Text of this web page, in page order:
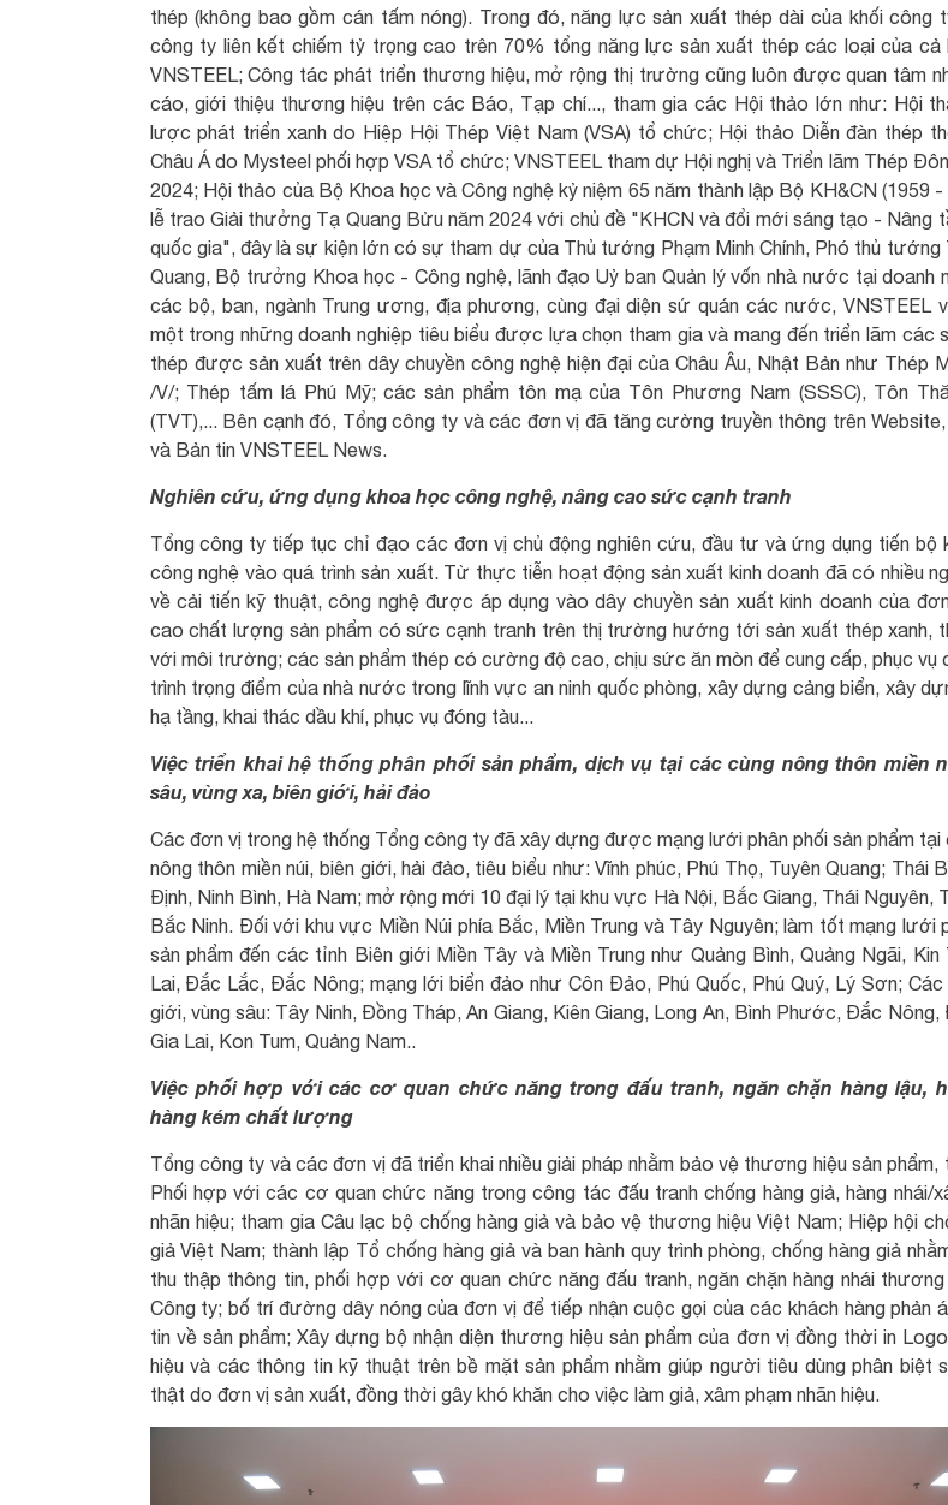
thép (không bao gồm cán tấm nóng). Trong đó, năng lực sản xuất thép dài của khối công
công ty liên kết chiếm tỷ trọng cao trên 70% tổng năng lực sản xuất thép các loại của cả
VNSTEEL; Công tác phát triển thương hiệu, mở rộng thị trường cũng luôn được quan tâm
cáo, giới thiệu thương hiệu trên các Báo, Tạp chí..., tham gia các Hội thảo lớn như: Hội
lược phát triển xanh do Hiệp Hội Thép Việt Nam (VSA) tổ chức; Hội thảo Diễn đàn thép
Châu Á do Mysteel phối hợp VSA tổ chức; VNSTEEL tham dự Hội nghị và Triển lãm Thép
2024; Hội thảo của Bộ Khoa học và Công nghệ kỷ niệm 65 năm thành lập Bộ KH&CN (1959 -
lễ trao Giải thưởng Tạ Quang Bửu năm 2024 với chủ đề "KHCN và đổi mới sáng tạo - Nâng
quốc gia", đây là sự kiện lớn có sự tham dự của Thủ tướng Phạm Minh Chính, Phó thủ tướng
Quang, Bộ trưởng Khoa học - Công nghệ, lãnh đạo Uỷ ban Quản lý vốn nhà nước tại doanh
các bộ, ban, ngành Trung ương, địa phương, cùng đại diện sứ quán các nước, VNSTEEL
một trong những doanh nghiệp tiêu biểu được lựa chọn tham gia và mang đến triển lãm các
thép được sản xuất trên dây chuyền công nghệ hiện đại của Châu Âu, Nhật Bản như Thép
/V/; Thép tấm lá Phú Mỹ; các sản phẩm tôn mạ của Tôn Phương Nam (SSSC), Tôn
(TVT),... Bên cạnh đó, Tổng công ty và các đơn vị đã tăng cường truyền thông trên
và Bản tin VNSTEEL News.
Nghiên cứu, ứng dụng khoa học công nghệ, nâng cao sức cạnh tranh
Tổng công ty tiếp tục chỉ đạo các đơn vị chủ động nghiên cứu, đầu tư và ứng dụng tiến bộ
công nghệ vào quá trình sản xuất. Từ thực tiễn hoạt động sản xuất kinh doanh đã có nhiều
về cải tiến kỹ thuật, công nghệ được áp dụng vào dây chuyền sản xuất kinh doanh của
cao chất lượng sản phẩm có sức cạnh tranh trên thị trường hướng tới sản xuất thép xanh,
với môi trường; các sản phẩm thép có cường độ cao, chịu sức ăn mòn để cung cấp, phục vụ
trình trọng điểm của nhà nước trong lĩnh vực an ninh quốc phòng, xây dựng cảng biển, xây
hạ tầng, khai thác dầu khí, phục vụ đóng tàu...
Việc triển khai hệ thống phân phối sản phẩm, dịch vụ tại các cùng nông thôn miền
sâu, vùng xa, biên giới, hải đảo
Các đơn vị trong hệ thống Tổng công ty đã xây dựng được mạng lưới phân phối sản phẩm tại
nông thôn miền núi, biên giới, hải đảo, tiêu biểu như: Vĩnh phúc, Phú Thọ, Tuyên Quang; Thái
Định, Ninh Bình, Hà Nam; mở rộng mới 10 đại lý tại khu vực Hà Nội, Bắc Giang, Thái Nguyên,
Bắc Ninh. Đối với khu vực Miền Núi phía Bắc, Miền Trung và Tây Nguyên; làm tốt mạng lưới
sản phẩm đến các tỉnh Biên giới Miền Tây và Miền Trung như Quảng Bình, Quảng Ngãi, Kin
Lai, Đắc Lắc, Đắc Nông; mạng lới biển đảo như Côn Đảo, Phú Quốc, Phú Quý, Lý Sơn; Các
giới, vùng sâu: Tây Ninh, Đồng Tháp, An Giang, Kiên Giang, Long An, Bình Phước, Đắc Nông,
Gia Lai, Kon Tum, Quảng Nam..
Việc phối hợp với các cơ quan chức năng trong đấu tranh, ngăn chặn hàng lậu,
hàng kém chất lượng
Tổng công ty và các đơn vị đã triển khai nhiều giải pháp nhằm bảo vệ thương hiệu sản phẩm,
Phối hợp với các cơ quan chức năng trong công tác đấu tranh chống hàng giả, hàng nhái/
nhãn hiệu; tham gia Câu lạc bộ chống hàng giả và bảo vệ thương hiệu Việt Nam; Hiệp hội
giả Việt Nam; thành lập Tổ chống hàng giả và ban hành quy trình phòng, chống hàng giả
thu thập thông tin, phối hợp với cơ quan chức năng đấu tranh, ngăn chặn hàng nhái thương
Công ty; bố trí đường dây nóng của đơn vị để tiếp nhận cuộc gọi của các khách hàng phản
tin về sản phẩm; Xây dựng bộ nhận diện thương hiệu sản phẩm của đơn vị đồng thời in
hiệu và các thông tin kỹ thuật trên bề mặt sản phẩm nhằm giúp người tiêu dùng phân biệt
thật do đơn vị sản xuất, đồng thời gây khó khăn cho việc làm giả, xâm phạm nhãn hiệu.